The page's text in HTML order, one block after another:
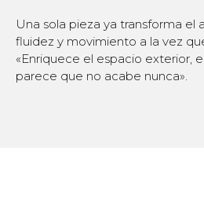
Una sola pieza ya transforma
fluidez y movimiento a la vez
«Enriquece el espacio exterior,
parece que no acabe nunca».